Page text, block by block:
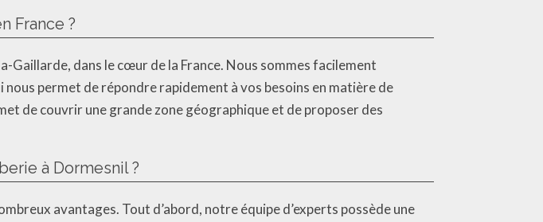
France ?
Gaillarde, dans le cœur de la France. Nous sommes facilement
permet de répondre rapidement à vos besoins en matière de
de couvrir une grande zone géographique et de proposer des
à Dormesnil ?
avantages. Tout d’abord, notre équipe d’experts possède une